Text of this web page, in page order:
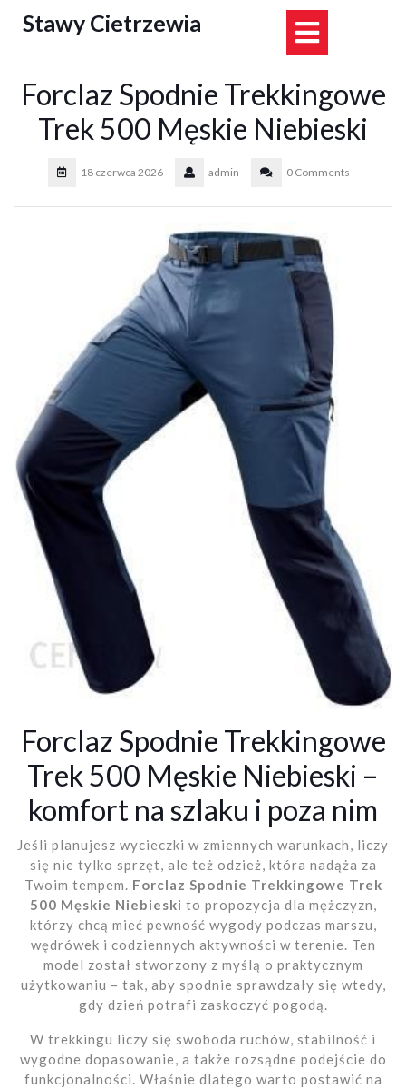
Stawy Cietrzewia
Forclaz Spodnie Trekkingowe
Trek 500 Męskie Niebieski
18 czerwca 2026 admin 0 Comments
Forclaz Spodnie Trekkingowe
Trek 500 Męskie Niebieski –
komfort na szlaku i poza nim
Jeśli planujesz wycieczki w zmiennych warunkach, liczy
się nie tylko sprzęt, ale też odzież, która nadąża za
Twoim tempem. Forclaz Spodnie Trekkingowe Trek
500 Męskie Niebieski to propozycja dla mężczyzn,
którzy chcą mieć pewność wygody podczas marszu,
wędrówek i codziennych aktywności w terenie. Ten
model został stworzony z myślą o praktycznym
użytkowaniu – tak, aby spodnie sprawdzały się wtedy,
gdy dzień potrafi zaskoczyć pogodą.
W trekkingu liczy się swoboda ruchów, stabilność i
wygodne dopasowanie, a także rozsądne podejście do
funkcjonalności. Właśnie dlatego warto postawić na